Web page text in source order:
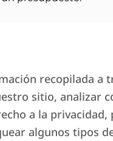
recopilada a
sitio, analizar
a la
algunos tipos